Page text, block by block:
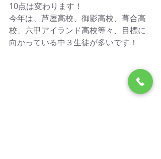
10点は変わります！
今年は、芦屋高校、御影高校、葺合高
校、六甲アイランド高校等々、目標に
向かっている中３生徒が多いです！